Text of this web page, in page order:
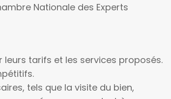
Nationale des Experts
tarifs et les services proposés.
tels que la visite du bien,